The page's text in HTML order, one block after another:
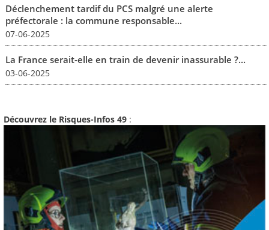
Déclenchement tardif du PCS malgré une alerte
préfectorale : la commune responsable...
07-06-2025
La France serait-elle en train de devenir inassurable ?...
03-06-2025
Découvrez le Risques-Infos 49 :